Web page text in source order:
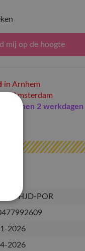
mij op de hoogte
in Arnhem
in Amsterdam
binnen 2 werkdagen
SVT-HJD-POR
2026
2026